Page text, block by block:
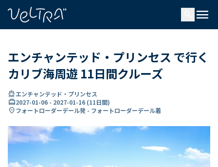
menu
エンチャンテッド・プリンセス で行く
カリブ海周遊 11日間クルーズ
directions_boatエンチャンテッド・プリンセス
card_travel2027-01-06 - 2027-01-16 (11日間)
location_onフォートローダーデール発 - フォートローダーデール着